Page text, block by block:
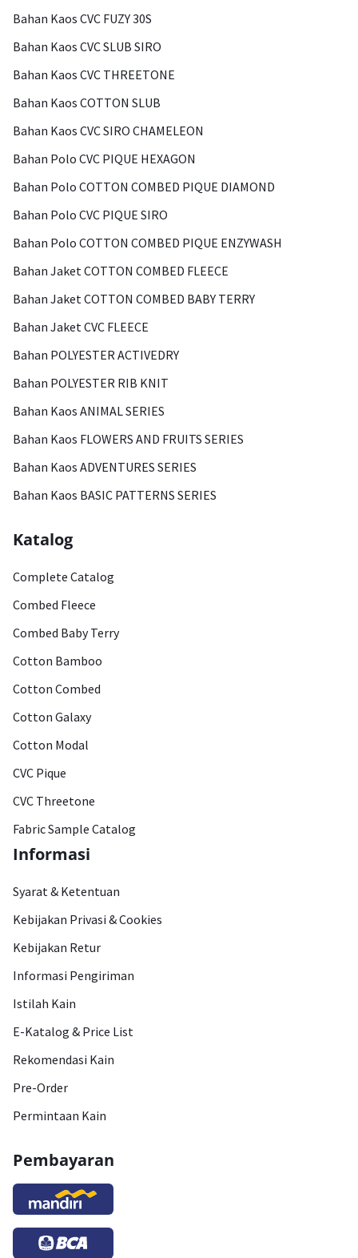
Bahan Kaos CVC FUZY 30S
Bahan Kaos CVC SLUB SIRO
Bahan Kaos CVC THREETONE
Bahan Kaos COTTON SLUB
Bahan Kaos CVC SIRO CHAMELEON
Bahan Polo CVC PIQUE HEXAGON
Bahan Polo COTTON COMBED PIQUE DIAMOND
Bahan Polo CVC PIQUE SIRO
Bahan Polo COTTON COMBED PIQUE ENZYWASH
Bahan Jaket COTTON COMBED FLEECE
Bahan Jaket COTTON COMBED BABY TERRY
Bahan Jaket CVC FLEECE
Bahan POLYESTER ACTIVEDRY
Bahan POLYESTER RIB KNIT
Bahan Kaos ANIMAL SERIES
Bahan Kaos FLOWERS AND FRUITS SERIES
Bahan Kaos ADVENTURES SERIES
Bahan Kaos BASIC PATTERNS SERIES
Katalog
Complete Catalog
Combed Fleece
Combed Baby Terry
Cotton Bamboo
Cotton Combed
Cotton Galaxy
Cotton Modal
CVC Pique
CVC Threetone
Fabric Sample Catalog
Informasi
Syarat & Ketentuan
Kebijakan Privasi & Cookies
Kebijakan Retur
Informasi Pengiriman
Istilah Kain
E-Katalog & Price List
Rekomendasi Kain
Pre-Order
Permintaan Kain
Pembayaran